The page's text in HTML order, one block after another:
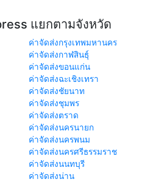
แยกตามจังหวัด
ค่าจัดส่งกรุงเทพมหานคร
ค่าจัดส่งกาฬสินธุ์
ค่าจัดส่งขอนแก่น
ค่าจัดส่งฉะเชิงเทรา
ค่าจัดส่งชัยนาท
ค่าจัดส่งชุมพร
ค่าจัดส่งตราด
ค่าจัดส่งนครนายก
ค่าจัดส่งนครพนม
ค่าจัดส่งนครศรีธรรมราช
ค่าจัดส่งนนทบุรี
ค่าจัดส่งน่าน